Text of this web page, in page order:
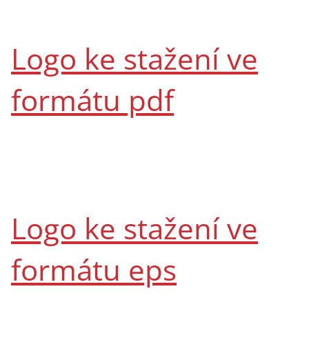
Logo ke stažení ve
formátu pdf
Logo ke stažení ve
formátu eps